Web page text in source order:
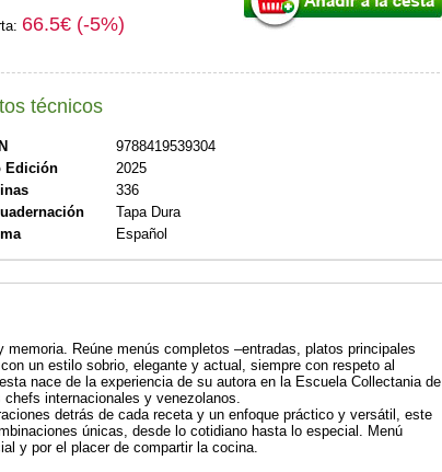
66.5€ (-5%)
técnicos
9788419539304
Edición
2025
336
Tapa Dura
Español
Reúne menús completos –entradas, platos principales
un estilo sobrio, elegante y actual, siempre con respeto al
nace de la experiencia de su autora en la Escuela Collectania de
internacionales y venezolanos.
detrás de cada receta y un enfoque práctico y versátil, este
únicas, desde lo cotidiano hasta lo especial. Menú
y por el placer de compartir la cocina.